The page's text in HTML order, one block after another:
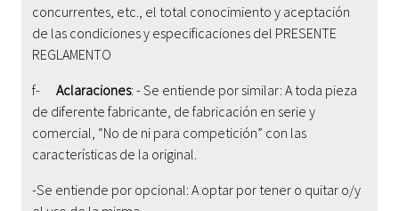
concurrentes, etc., el total conocimiento y aceptación
de las condiciones y especificaciones del PRESENTE
REGLAMENTO
f- Aclaraciones: - Se entiende por similar: A toda pieza
de diferente fabricante, de fabricación en serie y
comercial, “No de ni para competición” con las
características de la original.
-Se entiende por opcional: A optar por tener o quitar o/y